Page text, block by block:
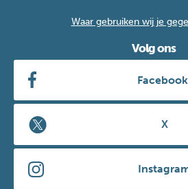
Waar gebruiken wij je
Volg ons
Facebook
X